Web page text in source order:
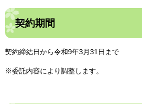
契約期間
契約締結日から令和9年3月31日まで
※委託内容により調整します。